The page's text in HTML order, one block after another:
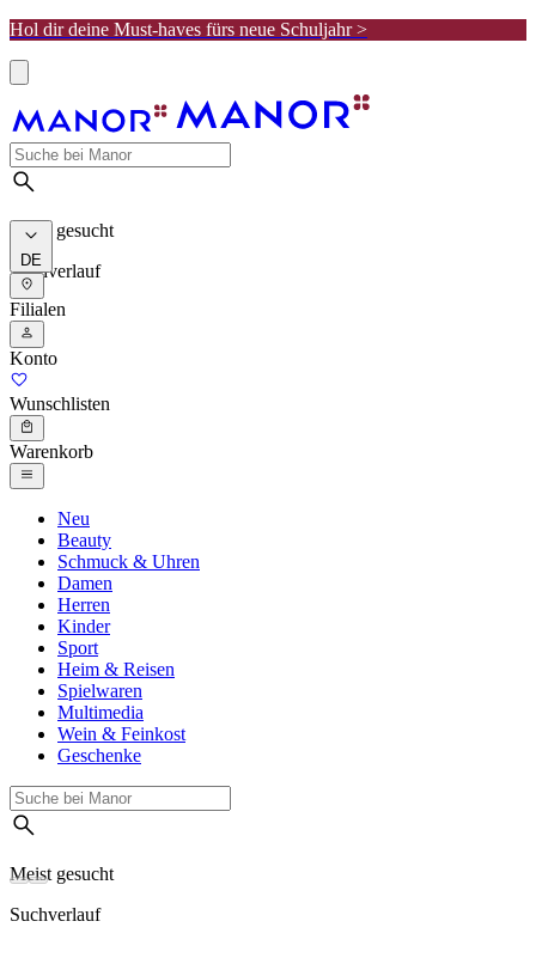
Hol dir deine Must-haves fürs neue Schuljahr >
Meist gesucht
Suchverlauf
DE
Filialen
Konto
Wunschlisten
Warenkorb
Neu
Beauty
Schmuck & Uhren
Damen
Herren
Kinder
Sport
Heim & Reisen
Spielwaren
Multimedia
Wein & Feinkost
Geschenke
Meist gesucht
Suchverlauf